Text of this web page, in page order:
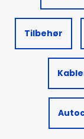
Tilbehør